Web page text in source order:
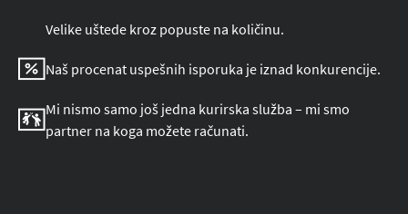
Velike uštede kroz popuste na količinu.
Naš procenat uspešnih isporuka je iznad konkurencije.
Mi nismo samo još jedna kurirska služba – mi smo
partner na koga možete računati.